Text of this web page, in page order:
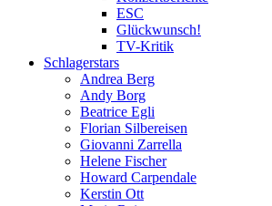
ESC
Glückwunsch!
TV-Kritik
Schlagerstars
Andrea Berg
Andy Borg
Beatrice Egli
Florian Silbereisen
Giovanni Zarrella
Helene Fischer
Howard Carpendale
Kerstin Ott